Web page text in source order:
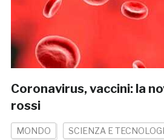
Coronavirus, vaccini: la
rossi
MONDO SCIENZA E